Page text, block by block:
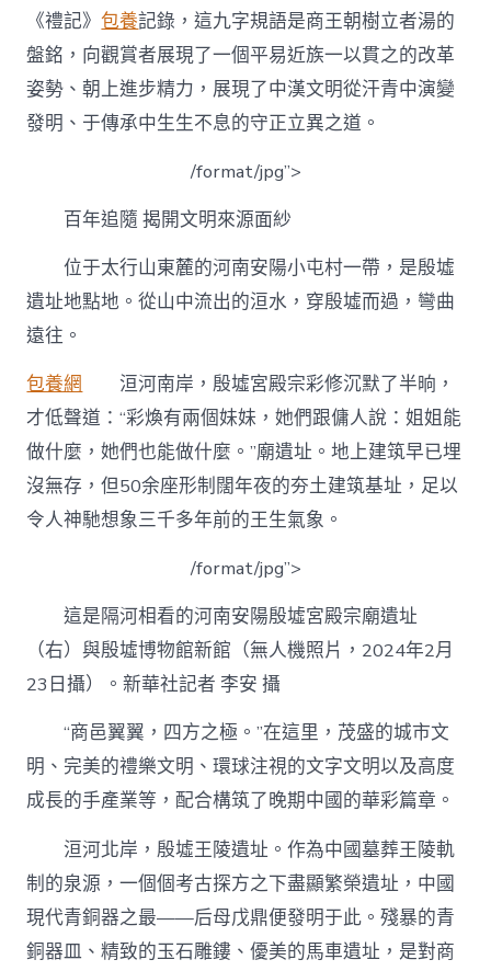
易
近
族
古
代
文
供
鑒
——
寫
在
博
物
館
新
館
開
館
之
年
河
網〉
中
《禮記》包養記錄，這九字規語是商王朝樹立者湯的
盤銘，向觀賞者展現了一個平易近族一以貫之的改革
姿勢、朝上進步精力，展現了中漢文明從汗青中演變
發明、于傳承中生生不息的守正立異之道。
/format/jpg”>
百年追隨 揭開文明來源面紗
位于太行山東麓的河南安陽小屯村一帶，是殷墟
遺址地點地。從山中流出的洹水，穿殷墟而過，彎曲
遠往。
包養網
洹河南岸，殷墟宮殿宗彩修沉默了半晌，
才低聲道：“彩煥有兩個妹妹，她們跟傭人說：姐姐能
做什麼，她們也能做什麼。”廟遺址。地上建筑早已埋
沒無存，但50余座形制闊年夜的夯土建筑基址，足以
令人神馳想象三千多年前的王生氣象。
/format/jpg”>
這是隔河相看的河南安陽殷墟宮殿宗廟遺址
（右）與殷墟博物館新館（無人機照片，2024年2月
23日攝）。新華社記者 李安 攝
“商邑翼翼，四方之極。”在這里，茂盛的城市文
明、完美的禮樂文明、環球注視的文字文明以及高度
成長的手產業等，配合構筑了晚期中國的華彩篇章。
洹河北岸，殷墟王陵遺址。作為中國墓葬王陵軌
制的泉源，一個個考古探方之下盡顯繁榮遺址，中國
現代青銅器之最——后母戊鼎便發明于此。殘暴的青
銅器皿、精致的玉石雕鏤、優美的馬車遺址，是對商